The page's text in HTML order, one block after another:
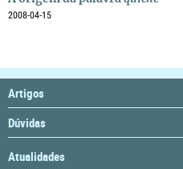
2008-04-15
Artigos
Dúvidas
Atualidades